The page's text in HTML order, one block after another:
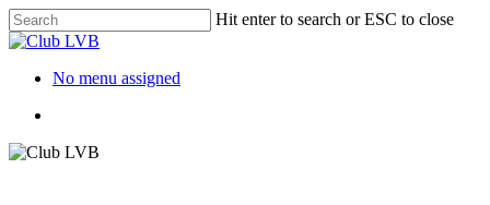
Hit enter to search or ESC to close
No menu assigned